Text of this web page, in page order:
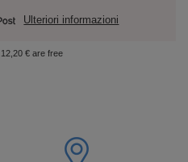
Ulteriori informazioni
€ are free